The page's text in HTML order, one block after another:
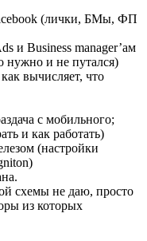
(лички, БМы, ФП
и Business manager’ам
нужно и не путался)
вычисляет, что
с мобильного;
и как работать)
(настройки
схемы не даю, просто
из которых